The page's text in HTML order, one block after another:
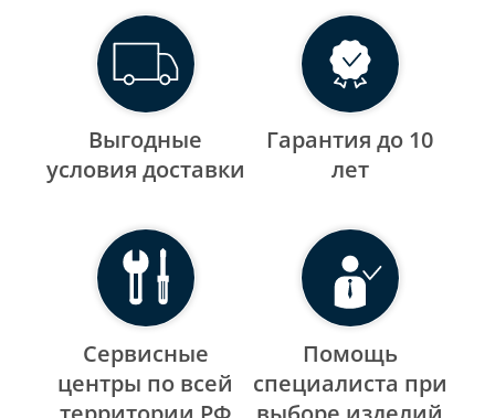
Выгодные
уcловия доставки
Гарантия до 10
лет
Сервисные
центры по всей
Помощь
специалиста при